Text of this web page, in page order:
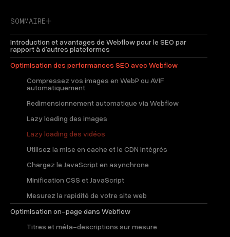
SOMMAIRE
Introduction et avantages de Webflow pour le SEO par
rapport à d'autres plateformes
Optimisation des performances SEO avec Webflow
Compressez vos images en WebP ou AVIF
automatiquement
Redimensionnement automatique via Webflow
Lazy loading des images
Lazy loading des vidéos
Utilisez la mise en cache et le CDN intégrés
Chargez le JavaScript en asynchrone
Minification CSS et JavaScript
Mesurez la rapidité de votre site web
Optimisation on-page dans Webflow
Titres et méta-descriptions sur mesure